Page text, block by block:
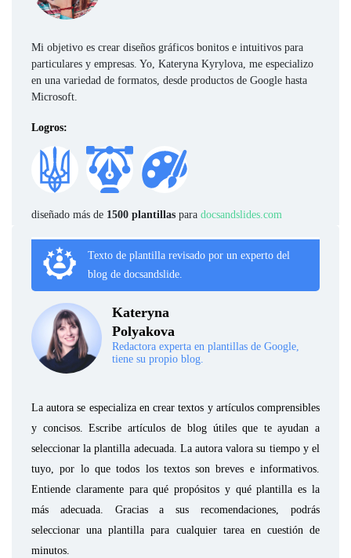
Mi objetivo es crear diseños gráficos bonitos e intuitivos para
particulares y empresas. Yo, Kateryna Kyrylova, me especializo
en una variedad de formatos, desde productos de Google hasta
Microsoft.
Logros:
diseñado más de 1500 plantillas para docsandslides.com
Texto de plantilla revisado por un experto del
blog de docsandslide.
Kateryna
Polyakova
Redactora experta en plantillas de Google,
tiene su propio blog.
La autora se especializa en crear textos y artículos comprensibles
y concisos. Escribe artículos de blog útiles que te ayudan a
seleccionar la plantilla adecuada. La autora valora su tiempo y el
tuyo, por lo que todos los textos son breves e informativos.
Entiende claramente para qué propósitos y qué plantilla es la
más adecuada. Gracias a sus recomendaciones, podrás
seleccionar una plantilla para cualquier tarea en cuestión de
minutos.